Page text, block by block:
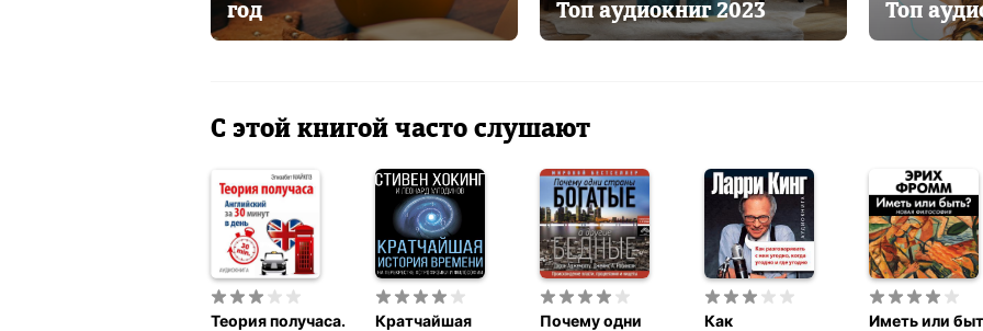
год
Топ аудиокниг 2023 Топ
С этой книгой часто слушают
Теория получаса.
Кратчайшая
Почему одни
Как
Иметь или